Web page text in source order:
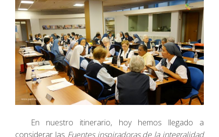
En nuestro itinerario, hoy hemos llegado a
considerar las Fuentes inspiradoras de la integralidad